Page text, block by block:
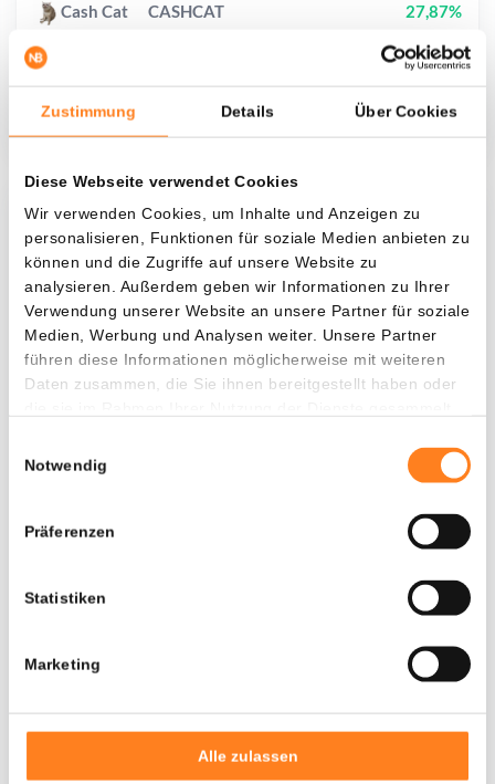
Zustimmung Details Über Cookies
Diese Webseite verwendet Cookies
Wir verwenden Cookies, um Inhalte und Anzeigen zu
personalisieren, Funktionen für soziale Medien anbieten zu
können und die Zugriffe auf unsere Website zu
analysieren. Außerdem geben wir Informationen zu Ihrer
Verwendung unserer Website an unsere Partner für soziale
Medien, Werbung und Analysen weiter. Unsere Partner
führen diese Informationen möglicherweise mit weiteren
Daten zusammen, die Sie ihnen bereitgestellt haben oder
Notwendig
Präferenzen
Statistiken
Marketing
Alle zulassen
Was, wenn ich...?
Zie hoeveel waarde je vandaag zou hebben als
je dollar-cost averaging had toegepast op
verschillende cryptocurrencies.
$809,35
Cash Cat CASHCAT 27,87%
235,53%
Bitcoin 1,19%